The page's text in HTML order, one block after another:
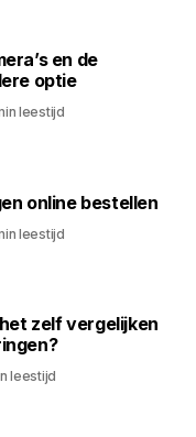
en de
optie
leestijd
online bestellen
leestijd
zelf vergelijken
leestijd